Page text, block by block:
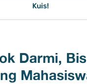
Kuis!
Darmi,